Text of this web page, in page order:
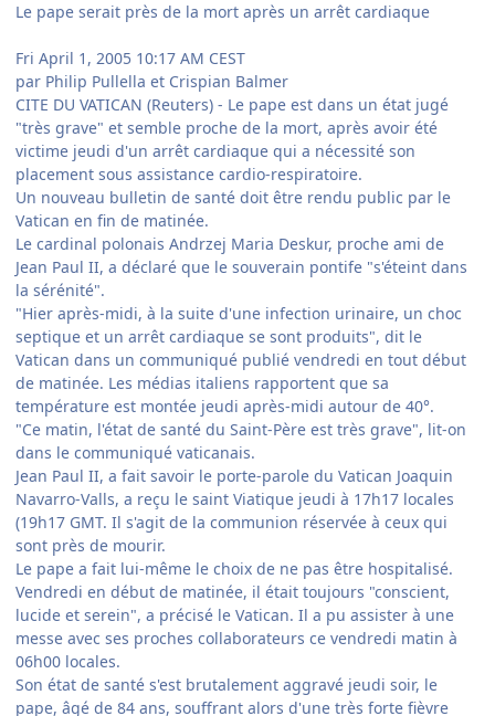
Le pape serait près de la mort après un arrêt cardiaque
Fri April 1, 2005 10:17 AM CEST
par Philip Pullella et Crispian Balmer
CITE DU VATICAN (Reuters) - Le pape est dans un état jugé
"très grave" et semble proche de la mort, après avoir été
victime jeudi d'un arrêt cardiaque qui a nécessité son
placement sous assistance cardio-respiratoire.
Un nouveau bulletin de santé doit être rendu public par le
Vatican en fin de matinée.
Le cardinal polonais Andrzej Maria Deskur, proche ami de
Jean Paul II, a déclaré que le souverain pontife "s'éteint dans
la sérénité".
"Hier après-midi, à la suite d'une infection urinaire, un choc
septique et un arrêt cardiaque se sont produits", dit le
Vatican dans un communiqué publié vendredi en tout début
de matinée. Les médias italiens rapportent que sa
température est montée jeudi après-midi autour de 40°.
"Ce matin, l'état de santé du Saint-Père est très grave", lit-on
dans le communiqué vaticanais.
Jean Paul II, a fait savoir le porte-parole du Vatican Joaquin
Navarro-Valls, a reçu le saint Viatique jeudi à 17h17 locales
(19h17 GMT. Il s'agit de la communion réservée à ceux qui
sont près de mourir.
Le pape a fait lui-même le choix de ne pas être hospitalisé.
Vendredi en début de matinée, il était toujours "conscient,
lucide et serein", a précisé le Vatican. Il a pu assister à une
messe avec ses proches collaborateurs ce vendredi matin à
06h00 locales.
Son état de santé s'est brutalement aggravé jeudi soir, le
pape, âgé de 84 ans, souffrant alors d'une très forte fièvre